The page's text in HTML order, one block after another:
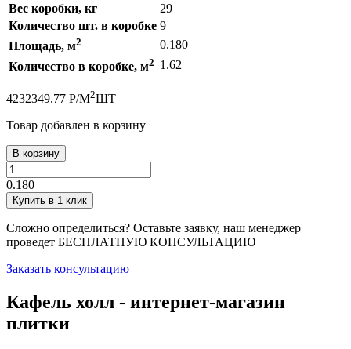
Вес коробки, кг
29
Количество шт. в коробке 9
Площадь, м2
0.180
Количество в коробке, м2 1.62
4232349.77 Р/М2ШТ
Товар добавлен в корзину
В корзину
0.180
Купить в 1 клик
Сложно определиться? Оставьте заявку, наш менеджер
проведет БЕСПЛАТНУЮ КОНСУЛЬТАЦИЮ
Заказать консультацию
Кафель холл - интернет-магазин
плитки